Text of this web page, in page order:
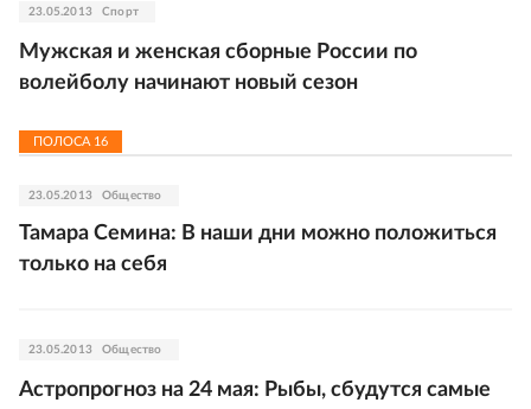
23.05.2013 Спорт
Мужская и женская сборные России по
волейболу начинают новый сезон
ПОЛОСА 16
23.05.2013 Общество
Тамара Семина: В наши дни можно положиться
только на себя
23.05.2013 Общество
Астропрогноз на 24 мая: Рыбы, сбудутся самые